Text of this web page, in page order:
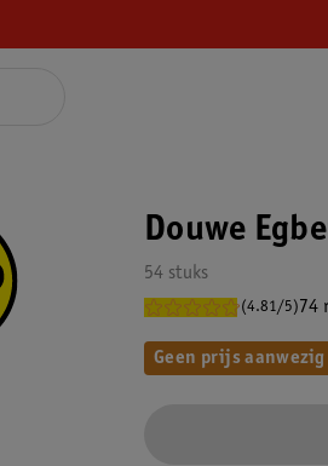
Douwe
54 stuks
(4.81/5) 74
Geen prijs aanwezig